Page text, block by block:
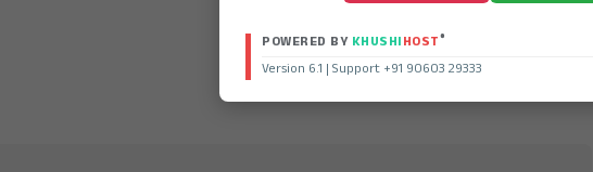
POWERED BY KHUSHIHOST®
Version 6.1 | Support +91 90603 29333